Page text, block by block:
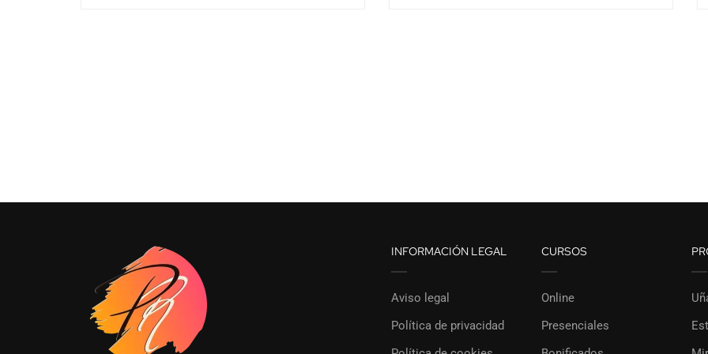
INFORMACIÓN LEGAL
Aviso legal
Política de privacidad
CURSOS
Online
Presenciales